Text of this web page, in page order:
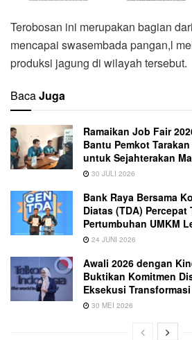
Terobosan ini merupakan bagian
mencapai swasembada pangan,l
produksi jagung di wilayah tersebut.
BacaJuga
Ramaikan Job Fair
Bantu Pemkot
untuk Sejahterakan
30 JULI 2026
Bank Raya Bersama
Diatas (TDA)
Pertumbuhan UMKM
24 JUNI 2026
Awali 2026 dengan
Buktikan Komitmen
Eksekusi Transformasi
30 MEI 2026